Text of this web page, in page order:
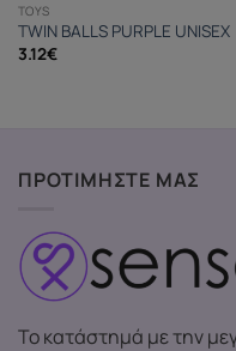
TOYS
TWIN BALLS PURPLE UNISEX
3.12€
ΠΡΟΤΙΜΗΣΤΕ ΜΑΣ
Το κατάστημά με την